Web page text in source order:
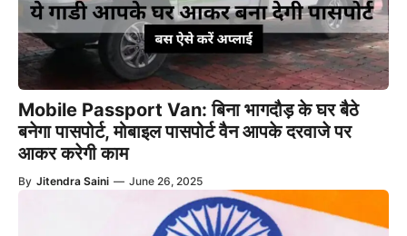
Mobile Passport Van: बिना भागदौड़ के घर बैठे
बनेगा पासपोर्ट, मोबाइल पासपोर्ट वैन आपके दरवाजे पर
आकर करेगी काम
By Jitendra Saini — June 26, 2025